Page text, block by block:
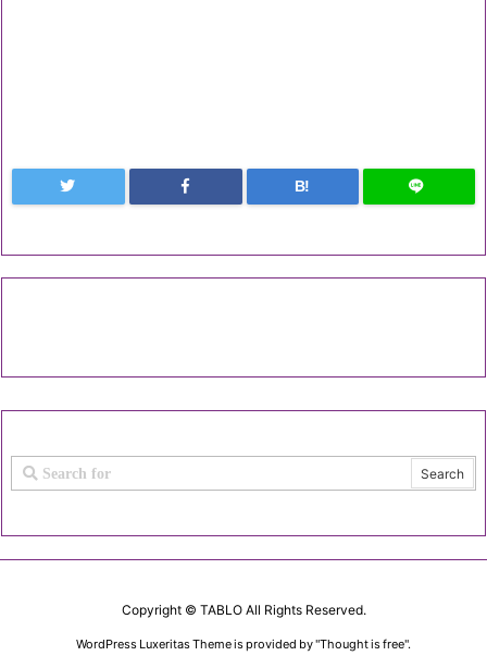
B!
Copyright © TABLOAll Rights Reserved.
WordPress Luxeritas Theme is provided by "Thought is free".